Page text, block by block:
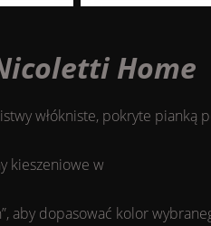
Home
włókniste, pokryte pianką
kieszeniowe w
aby dopasować kolor